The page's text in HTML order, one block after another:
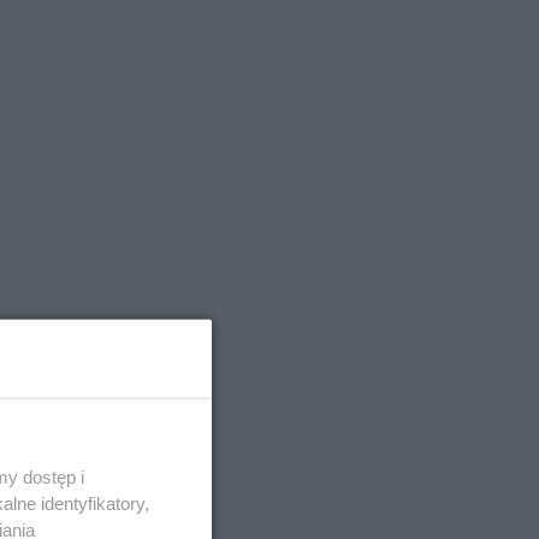
dostęp i
identyfikatory,